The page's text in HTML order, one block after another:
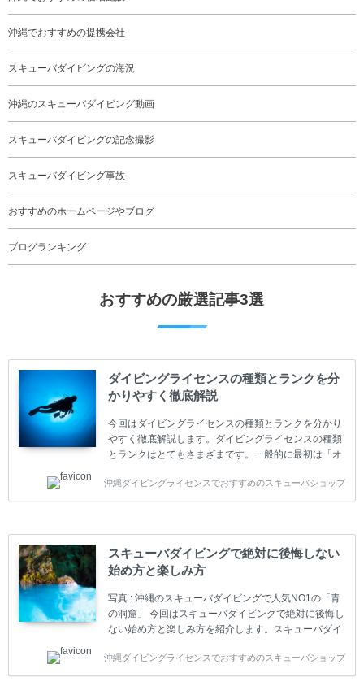
沖縄でおすすめの提携会社
スキューバダイビングの海況
沖縄のスキューバダイビング動画
スキューバダイビングの記念撮影
スキューバダイビング事故
おすすめのホームページやブログ
ブログランキング
おすすめの厳選記事3選
ダイビングライセンスの種類とランクを分
かりやすく徹底解説
今回はダイビングライセンスの種類とランクを分かり
やすく徹底解説します。ダイビングライセンスの種類
とランクはとてもさまざまです。一般的に最初は「オ
す。 ダイビングのライセンスカードはダイビングの教
育機関もしくは指導団体が発行しています。教育機関
動をしています。 ダイビングライセンスの種類はエン
トリーレベルのライセンスからプロレベルのライセン
スまでランク分けされています。各教育機関(指導団
体)によってライセンスカードの名称、トレーニング内
容に違いがありま...
沖縄ダイビングライセンスでおすすめのスキューバショップ
スキューバダイビングで絶対に後悔しない
始め方と楽しみ方
写真 : 沖縄のスキューバダイビングで人気NO1の「青
の洞窟」 今回はスキューバダイビングで絶対に後悔し
ない始め方と楽しみ方を紹介します。スキューバダイ
やまだ始めて間もない初心者の方に必見の内容です。
スキューバダイビングの始め方と楽しみ方について学
沖縄ダイビングライセンスでおすすめのスキューバショップ